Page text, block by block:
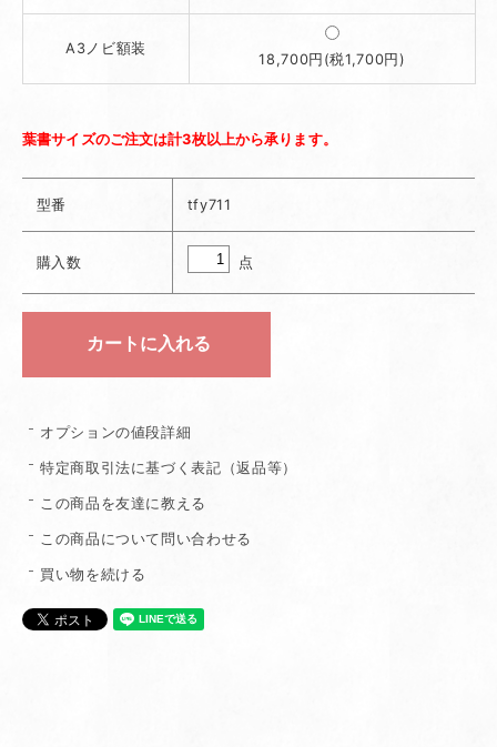
A3ノビ額装
18,700円(税1,700円)
葉書サイズのご注文は計3枚以上から承ります。
型番 tfy711
購入数 点
オプションの値段詳細
特定商取引法に基づく表記（返品等）
この商品を友達に教える
この商品について問い合わせる
買い物を続ける